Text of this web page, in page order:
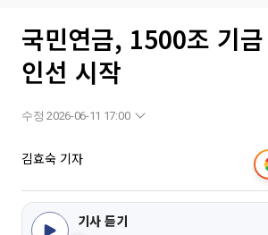
국민연금, 1500조 기
인선 시작
수정 2026-06-11 17:00
김효숙 기자
기사 듣기